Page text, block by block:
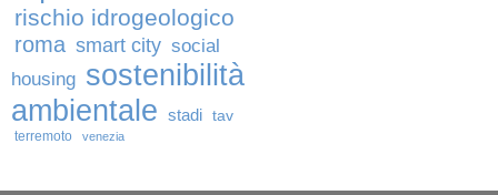
rischio idrogeologico
roma smart city social
housing sostenibilità
ambientale stadi tav
terremoto venezia